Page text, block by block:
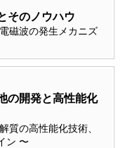
そのノウハウ
磁波の発生メカニズ
の開発と高性能化
質の高性能化技術、
ン 〜